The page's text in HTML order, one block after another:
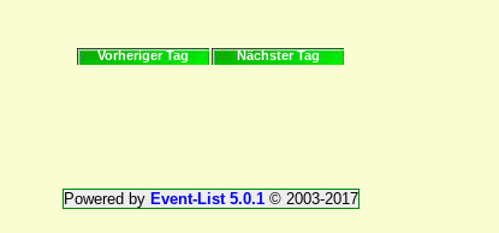
Vorheriger Tag Nächster Tag
Powered by Event-List 5.0.1© 2003-2017